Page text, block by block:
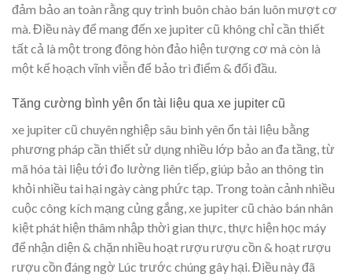
đảm bảo an toàn rằng quy trình buôn chào bán luôn mượt cơ
mà. Điều này để mang đến xe jupiter cũ không chỉ cần thiết
tất cả là một trong đông hòn đảo hiện tượng cơ mà còn là
một kế hoạch vĩnh viễn để bảo trì điểm & đối đầu.
Tăng cường bình yên ổn tài liệu qua xe jupiter cũ
xe jupiter cũ chuyên nghiệp sâu bình yên ổn tài liệu bằng
phương pháp cần thiết sử dụng nhiều lớp bảo an đa tầng, từ
mã hóa tài liệu tới đo lường liên tiếp, giúp bảo an thông tin
khỏi nhiều tai hại ngày càng phức tạp. Trong toàn cảnh nhiều
cuộc công kích mạng củng gắng, xe jupiter cũ chào bán nhân
kiệt phát hiện thâm nhập thời gian thực, thực hiện học máy
để nhận diện & chặn nhiều hoạt rượu rượu cồn & hoạt rượu
rượu cồn đáng ngờ Lúc trước chúng gây hại. Điều này đã